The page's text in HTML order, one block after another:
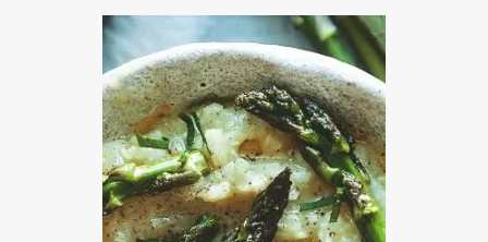
więcej
Czas przygotowania: 30 minut
+ 1 godzina pieczenia
DANIA GŁÓWNE